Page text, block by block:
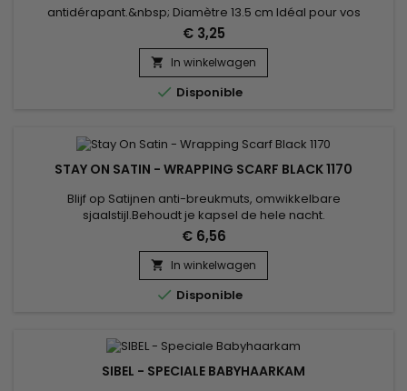
antidérapant.&nbsp; Diamètre 13.5 cm Idéal pour vos
colorations, lissages etc...
€ 3,25
 In winkelwagen
 Disponible
STAY ON SATIN - WRAPPING SCARF BLACK 1170
Blijf op Satijnen anti-breukmuts, omwikkelbare
sjaalstijl.Behoudt je kapsel de hele nacht.
€ 6,56
 In winkelwagen
 Disponible
SIBEL - SPECIALE BABYHAARKAM